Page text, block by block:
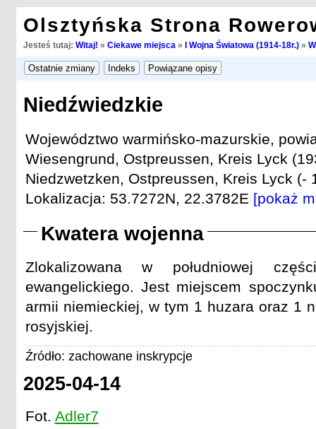
Olsztyńska Strona
Jesteś tutaj: Witaj! » Ciekawe miejsca » I Wojna Światowa (1914-18r.)»
Niedźwiedzkie
Województwo warmińsko-mazurskie,
Wiesengrund, Ostpreussen, Kreis Lyck
Niedzwetzken, Ostpreussen, Kreis Lyck (-
Lokalizacja: 53.7272N, 22.3782E [pokaż
Kwatera wojenna
Zlokalizowana w południowej
ewangelickiego. Jest miejscem
armii niemieckiej, w tym 1 huzara oraz 1
rosyjskiej.
Źródło: zachowane inskrypcje
2025-04-14
Fot. Adler7